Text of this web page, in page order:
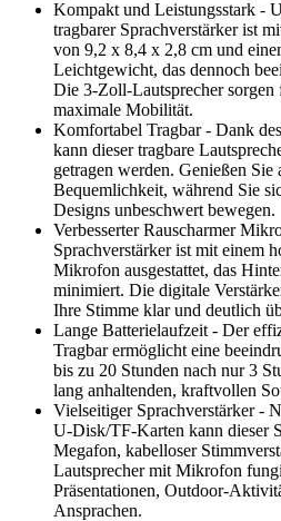
Kompakt und Leistungsstark -
tragbarer Sprachverstärker ist
von 9,2 x 8,4 x 2,8 cm und
Leichtgewicht, das dennoch
Die 3-Zoll-Lautsprecher
maximale Mobilität.
Komfortabel Tragbar - Dank
kann dieser tragbare
getragen werden. Genießen Sie
Bequemlichkeit, während Sie
Designs unbeschwert bewegen.
Verbesserter Rauscharmer
Sprachverstärker ist mit einem
Mikrofon ausgestattet, das
minimiert. Die digitale
Ihre Stimme klar und deutlich
Lange Batterielaufzeit - Der
Tragbar ermöglicht eine
bis zu 20 Stunden nach nur 3
lang anhaltenden, kraftvollen
Vielseitiger Sprachverstärker -
U-Disk/TF-Karten kann dieser
Megafon, kabelloser
Lautsprecher mit Mikrofon
Präsentationen, Outdoor-
Ansprachen.